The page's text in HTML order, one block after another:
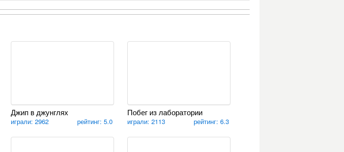
Джип в джунглях
играли: 2962 рейтинг: 5.0
Побег из лаборатории
играли: 2113 рейтинг: 6.3